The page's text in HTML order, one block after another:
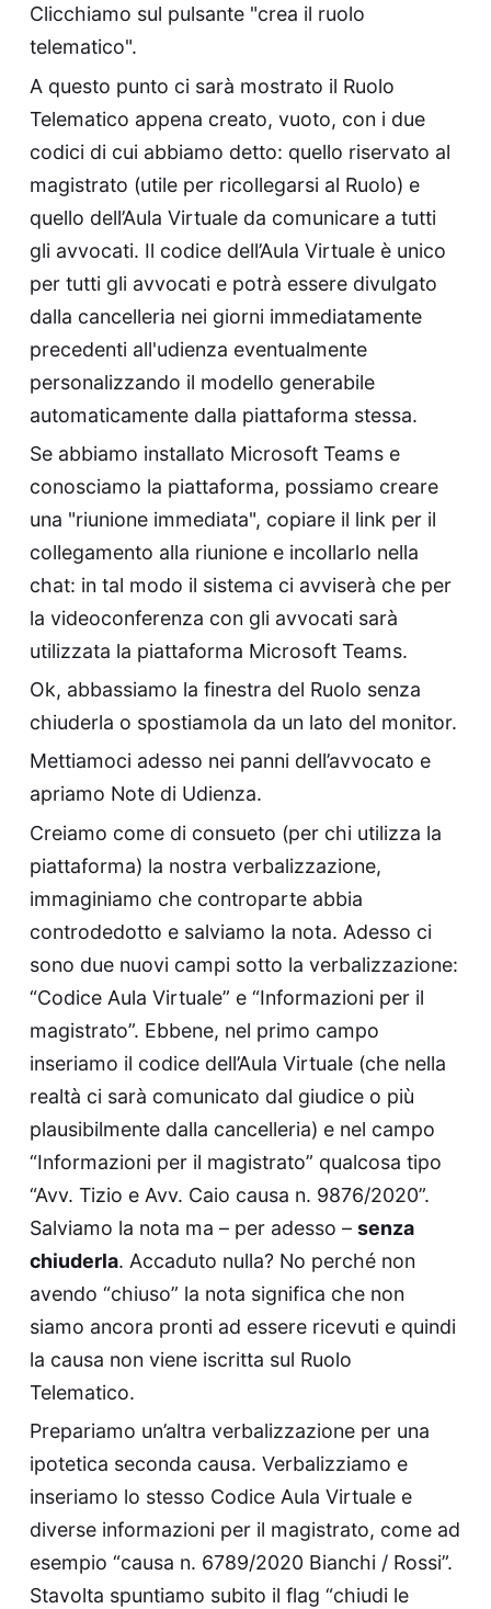
Clicchiamo sul pulsante "crea il ruolo
telematico".
A questo punto ci sarà mostrato il Ruolo
Telematico appena creato, vuoto, con i due
codici di cui abbiamo detto: quello riservato al
magistrato (utile per ricollegarsi al Ruolo) e
quello dell’Aula Virtuale da comunicare a tutti
gli avvocati. Il codice dell’Aula Virtuale è unico
per tutti gli avvocati e potrà essere divulgato
dalla cancelleria nei giorni immediatamente
precedenti all'udienza eventualmente
personalizzando il modello generabile
automaticamente dalla piattaforma stessa.
Se abbiamo installato Microsoft Teams e
conosciamo la piattaforma, possiamo creare
una "riunione immediata", copiare il link per il
collegamento alla riunione e incollarlo nella
chat: in tal modo il sistema ci avviserà che per
la videoconferenza con gli avvocati sarà
utilizzata la piattaforma Microsoft Teams.
Ok, abbassiamo la finestra del Ruolo senza
chiuderla o spostiamola da un lato del monitor.
Mettiamoci adesso nei panni dell’avvocato e
apriamo Note di Udienza.
Creiamo come di consueto (per chi utilizza la
piattaforma) la nostra verbalizzazione,
immaginiamo che controparte abbia
controdedotto e salviamo la nota. Adesso ci
sono due nuovi campi sotto la verbalizzazione:
“Codice Aula Virtuale” e “Informazioni per il
magistrato”. Ebbene, nel primo campo
inseriamo il codice dell’Aula Virtuale (che nella
realtà ci sarà comunicato dal giudice o più
plausibilmente dalla cancelleria) e nel campo
“Informazioni per il magistrato” qualcosa tipo
“Avv. Tizio e Avv. Caio causa n. 9876/2020”.
Salviamo la nota ma – per adesso – senza
chiuderla. Accaduto nulla? No perché non
avendo “chiuso” la nota significa che non
siamo ancora pronti ad essere ricevuti e quindi
la causa non viene iscritta sul Ruolo
Telematico.
Prepariamo un’altra verbalizzazione per una
ipotetica seconda causa. Verbalizziamo e
inseriamo lo stesso Codice Aula Virtuale e
diverse informazioni per il magistrato, come ad
esempio “causa n. 6789/2020 Bianchi / Rossi”.
Stavolta spuntiamo subito il flag “chiudi le